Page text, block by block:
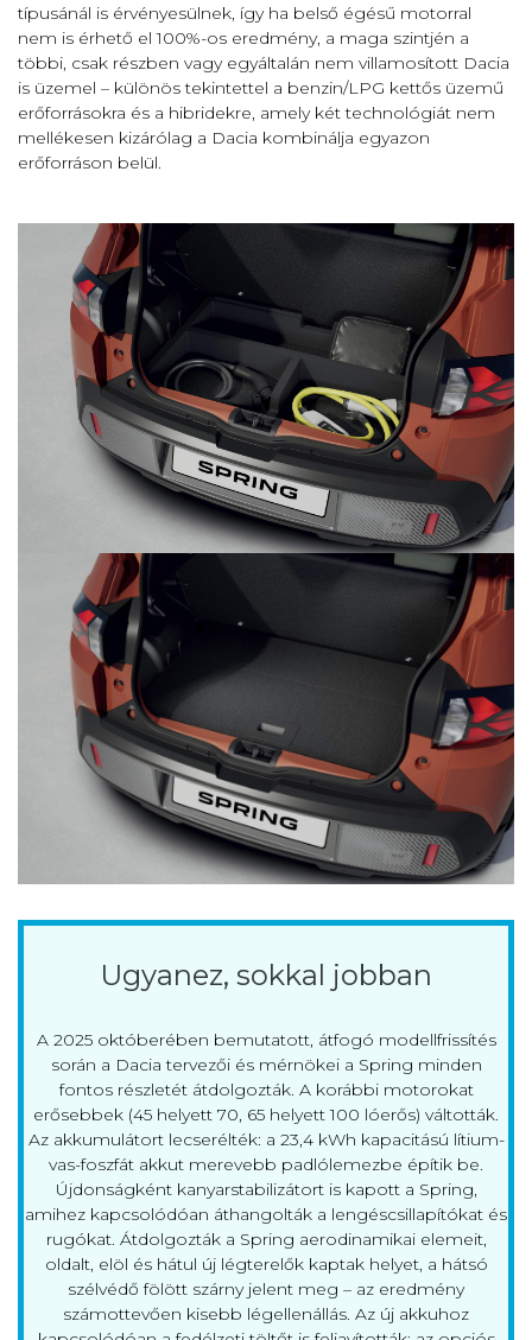
típusánál is érvényesülnek, így ha belső égésű motorral
nem is érhető el 100%-os eredmény, a maga szintjén a
többi, csak részben vagy egyáltalán nem villamosított Dacia
is üzemel – különös tekintettel a benzin/LPG kettős üzemű
erőforrásokra és a hibridekre, amely két technológiát nem
mellékesen kizárólag a Dacia kombinálja egyazon
erőforráson belül.
Ugyanez, sokkal jobban
A 2025 októberében bemutatott, átfogó modellfrissítés
során a Dacia tervezői és mérnökei a Spring minden
fontos részletét átdolgozták. A korábbi motorokat
erősebbek (45 helyett 70, 65 helyett 100 lóerős) váltották.
Az akkumulátort lecserélték: a 23,4 kWh kapacitású lítium-
vas-foszfát akkut merevebb padlólemezbe építik be.
Újdonságként kanyarstabilizátort is kapott a Spring,
amihez kapcsolódóan áthangolták a lengéscsillapítókat és
rugókat. Átdolgozták a Spring aerodinamikai elemeit,
oldalt, elöl és hátul új légterelők kaptak helyet, a hátsó
szélvédő fölött szárny jelent meg – az eredmény
számottevően kisebb légellenállás. Az új akkuhoz